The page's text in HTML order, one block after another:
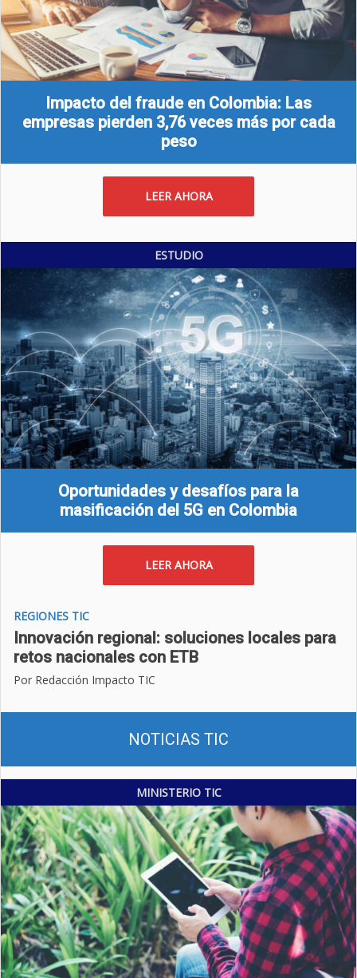
Impacto del fraude en Colombia: Las
empresas pierden 3,76 veces más por cada
peso
LEER AHORA
ESTUDIO
Oportunidades y desafíos para la
masificación del 5G en Colombia
LEER AHORA
REGIONES TIC
Innovación regional: soluciones locales para
retos nacionales con ETB
Por Redacción Impacto TIC
NOTICIAS TIC
MINISTERIO TIC